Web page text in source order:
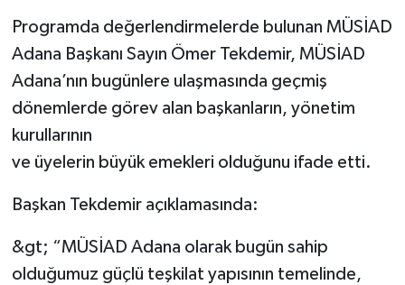
Programda değerlendirmelerde bulunan MÜSİAD
Adana Başkanı Sayın Ömer Tekdemir, MÜSİAD
Adana’nın bugünlere ulaşmasında geçmiş
dönemlerde görev alan başkanların, yönetim
kurullarının
ve üyelerin büyük emekleri olduğunu ifade etti.
Başkan Tekdemir açıklamasında:
&gt; “MÜSİAD Adana olarak bugün sahip
olduğumuz güçlü teşkilat yapısının temelinde,